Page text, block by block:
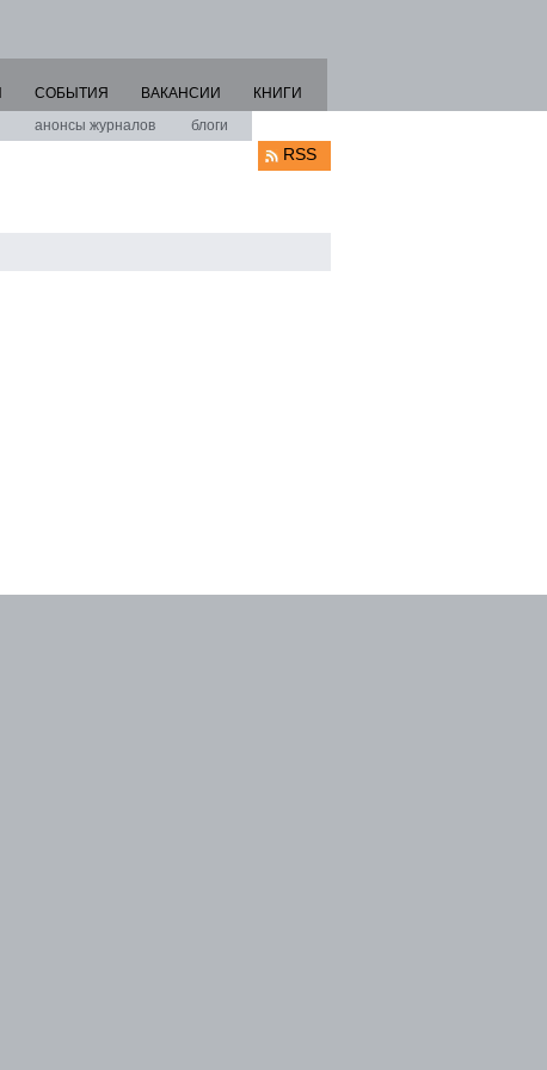
анонсы журналов блоги
СОБЫТИЯ ВАКАНСИИ КНИГИ
RSS